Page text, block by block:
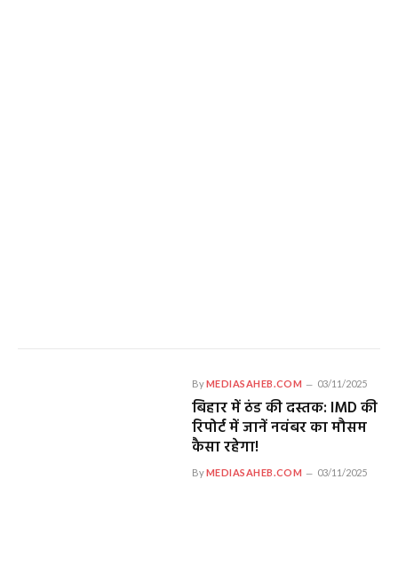
ByMEDIASAHEB.COM 03/11/2025
बिहार में ठंड की दस्तक: IMD की
रिपोर्ट में जानें नवंबर का मौसम
कैसा रहेगा!
ByMEDIASAHEB.COM 03/11/2025